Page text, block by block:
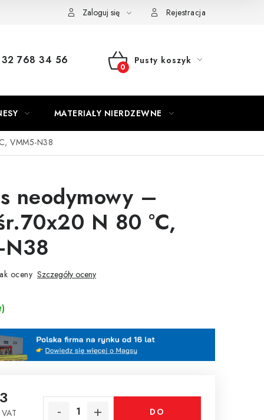
Zaloguj się Rejestracja
768 34 56
KOSZYK
Pusty koszyk
MATERIAŁY NIERDZEWNE
VMM5-N38
neodymowy –
N 80 °C,
oceny Szczegóły oceny
DO